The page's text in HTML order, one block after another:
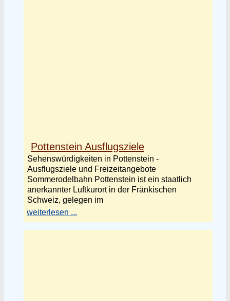
Pottenstein Ausflugsziele
Sehenswürdigkeiten in Pottenstein -
Ausflugsziele und Freizeitangebote
Sommerodelbahn Pottenstein ist ein staatlich
anerkannter Luftkurort in der Fränkischen
Schweiz, gelegen im
weiterlesen ...